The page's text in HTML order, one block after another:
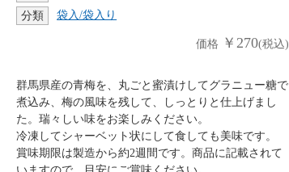
分類
袋入/袋入り
価格 ￥270(税込)
群馬県産の青梅を、丸ごと蜜漬けしてグラニュー糖で
煮込み、梅の風味を残して、しっとりと仕上げまし
た。瑞々しい味をお楽しみください。
冷凍してシャーベット状にして食しても美味です。
賞味期限は製造から約2週間です。商品に記載されて